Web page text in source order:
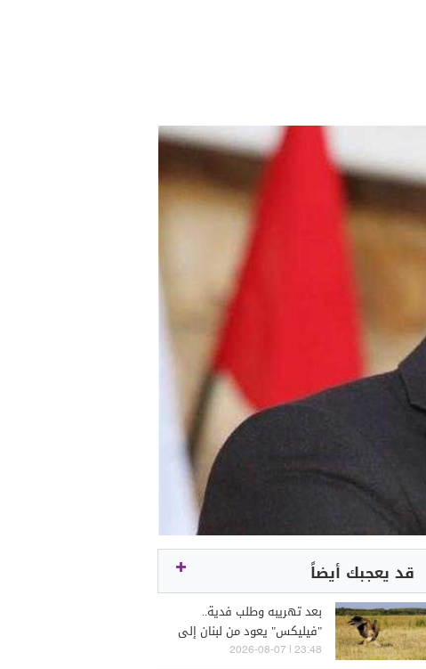
قد يعجبك أيضاً
بعد تهريبه وطلب فدية..
"فيليكس" يعود من لبنان إلى
صربيا
23:48 | 2026-08-07